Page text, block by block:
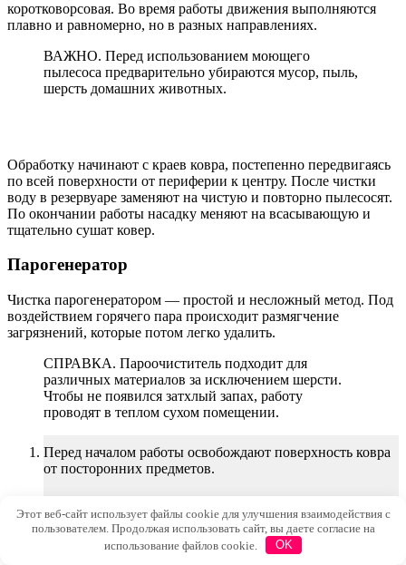
коротковорсовая. Во время работы движения выполняются
плавно и равномерно, но в разных направлениях.
ВАЖНО. Перед использованием моющего
пылесоса предварительно убираются мусор, пыль,
шерсть домашних животных.
Обработку начинают с краев ковра, постепенно передвигаясь
по всей поверхности от периферии к центру. После чистки
воду в резервуаре заменяют на чистую и повторно пылесосят.
По окончании работы насадку меняют на всасывающую и
тщательно сушат ковер.
Парогенератор
Чистка парогенератором — простой и несложный метод. Под
воздействием горячего пара происходит размягчение
загрязнений, которые потом легко удалить.
СПРАВКА. Пароочиститель подходит для
различных материалов за исключением шерсти.
Чтобы не появился затхлый запах, работу
проводят в теплом сухом помещении.
Перед началом работы освобождают поверхность ковра
от посторонних предметов.
процессе она нагреется.
На парогенератор вначале надевают щетку,
Этот веб-сайт использует файлы cookie для улучшения взаимодействия с
пользователем. Продолжая использовать сайт, вы даете согласие на
использование файлов cookie.
OK